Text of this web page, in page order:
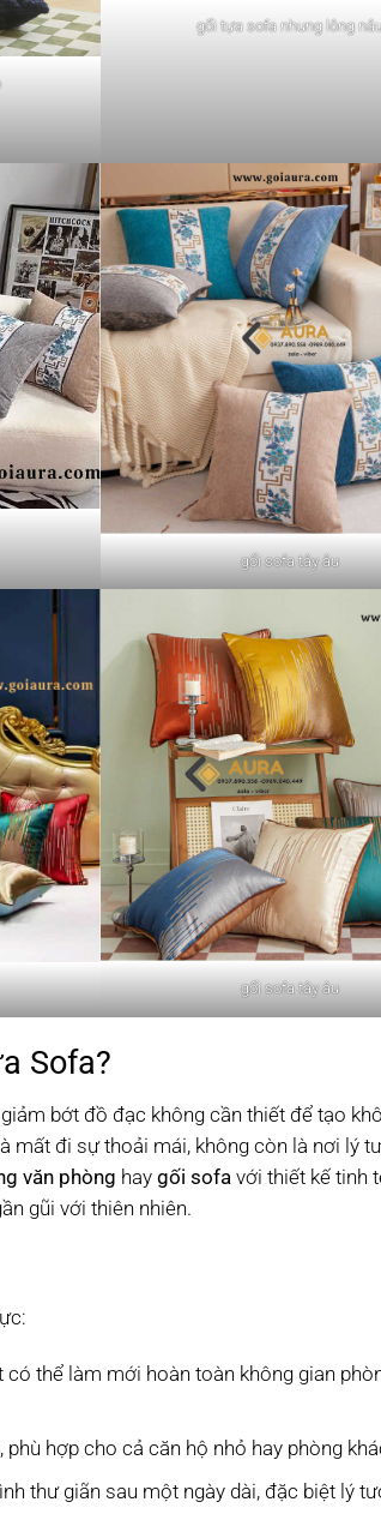
gối tựa sofa nhung lông
gối sofa tây âu
gối sofa tây âu
Sofa?
bớt đồ đạc không cần thiết để tạo
mất đi sự thoải mái, không còn là nơi lý
văn phòng hay gối sofa với thiết kế tinh
gũi với thiên nhiên.
thể làm mới hoàn toàn không gian
phù hợp cho cả căn hộ nhỏ hay phòng
thư giãn sau một ngày dài, đặc biệt lý